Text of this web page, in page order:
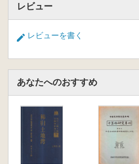
在因素;三,以纸张承载的书写文
文化内涵及其价值功能。一纸文
道,但却成为文人墨客“传移模写
家书到诏书,从民间抄书之风到
形式不一,内容有别,技艺不同,
样,但它们大多同时具有书写的
和艺术性,或优美、或壮美,或温
存在于中国古代政治制度、社会
播、人际交往、宗教传播以及
レビュー
レビューを書く
あなたへのおすすめ